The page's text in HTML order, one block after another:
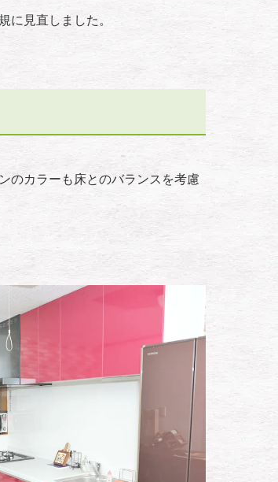
に見直しました。
のカラーも床とのバランスを考慮